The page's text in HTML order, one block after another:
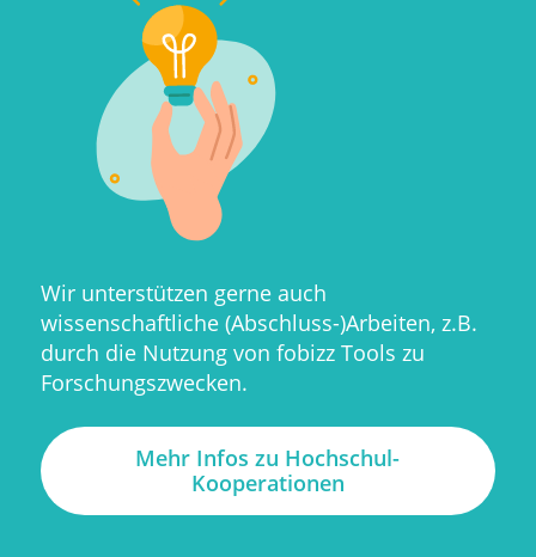
Wir unterstützen gerne auch
wissenschaftliche (Abschluss-)Arbeiten, z.B.
durch die Nutzung von fobizz Tools zu
Forschungszwecken.
Mehr Infos zu Hochschul-
Kooperationen